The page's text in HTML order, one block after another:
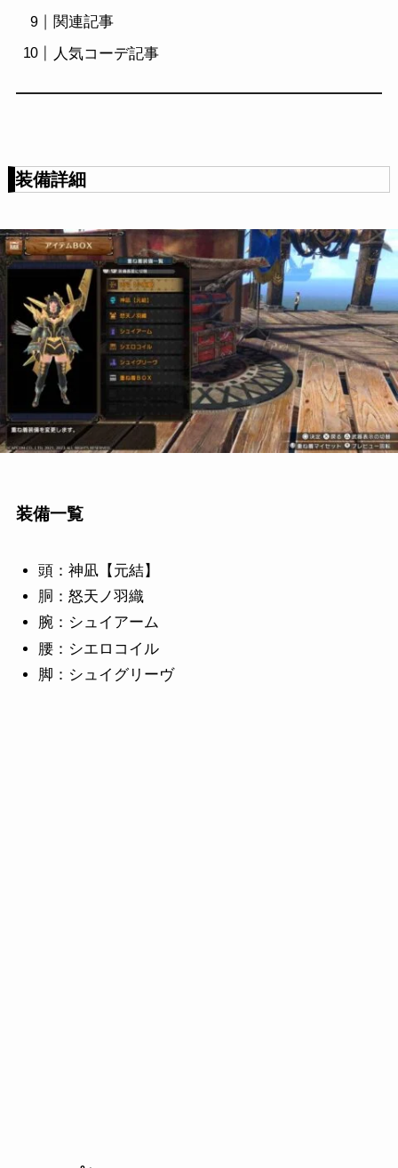
関連記事
人気コーデ記事
装備詳細
装備一覧
頭：神凪【元結】
胴：怒天ノ羽織
腕：シュイアーム
腰：シエロコイル
脚：シュイグリーヴ